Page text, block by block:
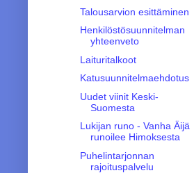
Talousarvion esittäminen
Henkilöstösuunnitelman
yhteenveto
Laituritalkoot
Katusuunnitelmaehdotus
Uudet viinit Keski-
Suomesta
Lukijan runo - Vanha Äijä
runoilee Himoksesta
Puhelintarjonnan
rajoituspalvelu